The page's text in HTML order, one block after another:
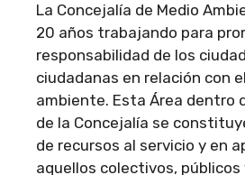
La Concejalía de Medio
20 años trabajando para
responsabilidad de los
ciudadanas en relación con
ambiente. Esta Área dentro
de la Concejalía se
de recursos al servicio y en
aquellos colectivos, públicos